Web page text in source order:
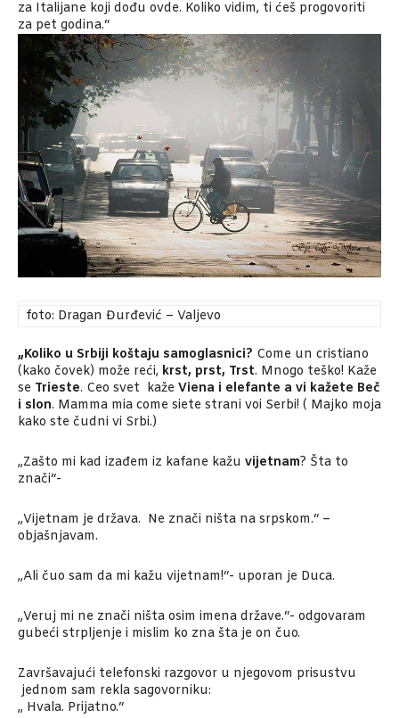
za Italijane koji dođu ovde. Koliko vidim, ti ćeš progovoriti
za pet godina.“
foto: Dragan Đurđević – Valjevo
„Koliko u Srbiji koštaju samoglasnici? Come un cristiano
(kako čovek) može reći, krst, prst, Trst. Mnogo teško! Kaže
se Trieste. Ceo svet kaže Viena i elefante a vi kažete Beč
i slon. Mamma mia come siete strani voi Serbi! ( Majko moja
kako ste čudni vi Srbi.)
„Zašto mi kad izađem iz kafane kažu vijetnam? Šta to
znači“-
„Vijetnam je država. Ne znači ništa na srpskom.“ –
objašnjavam.
„Ali čuo sam da mi kažu vijetnam!“- uporan je Duca.
„Veruj mi ne znači ništa osim imena države.“- odgovaram
gubeći strpljenje i mislim ko zna šta je on čuo.
Završavajući telefonski razgovor u njegovom prisustvu
jednom sam rekla sagovorniku:
„ Hvala. Prijatno.“